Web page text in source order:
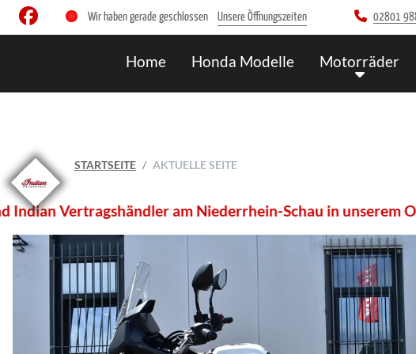
Wir haben gerade geschlossen Unsere Öffnungszeiten 02801
Home Honda Modelle Motorräder
STARTSEITE AKTUELLE SEITE
am Niederrhein-Schau in unserem Onlineshop